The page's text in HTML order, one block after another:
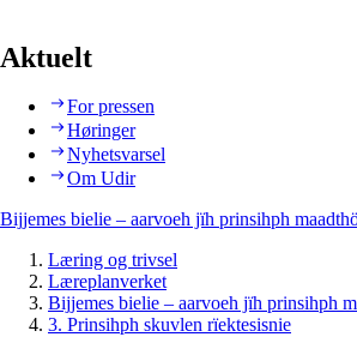
Aktuelt
For pressen
Høringer
Nyhetsvarsel
Om Udir
Bijjemes bielie – aarvoeh jïh prinsihph
Læring og trivsel
Læreplanverket
Bijjemes bielie – aarvoeh jïh prinsihph
3. Prinsihph skuvlen rïektesisnie